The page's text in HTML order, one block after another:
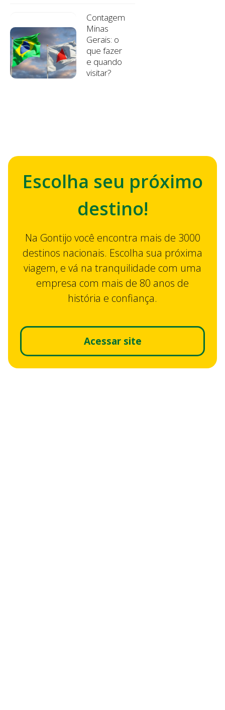
Contagem
Minas
Gerais: o
que fazer
e quando
visitar?
Escolha seu próximo
destino!
Na Gontijo você encontra mais de 3000
destinos nacionais. Escolha sua próxima
viagem, e vá na tranquilidade com uma
empresa com mais de 80 anos de
história e confiança.
Acessar site